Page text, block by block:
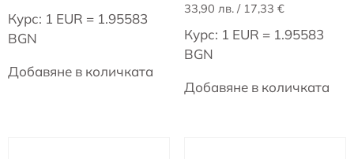
Курс: 1 EUR = 1.95583
BGN
Добавяне в количката
33,90 лв./ 17,33 €
Курс: 1 EUR = 1.95583
BGN
Добавяне в количката